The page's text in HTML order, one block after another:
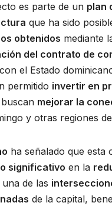
es parte de un plan
que ha sido
obtenidos mediante
del contrato de
con el Estado
permitido invertir en
mejorar la
y otras regiones
ha señalado que esta
significativo en la
de las
de la capital,